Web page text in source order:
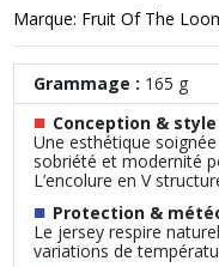
Marque: Fruit Of The
Grammage : 165 g
■ Conception & style
Une esthétique
sobriété et modernité
L’encolure en V
■ Protection &
Le jersey respire
variations de